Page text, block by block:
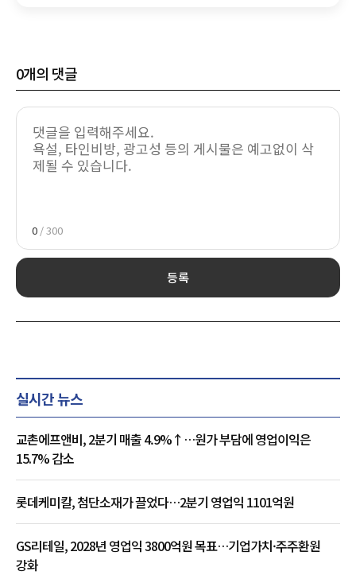
0개의 댓글
0 / 300
등록
실시간 뉴스
교촌에프앤비, 2분기 매출 4.9%↑…원가 부담에 영업이익은
15.7% 감소
롯데케미칼, 첨단소재가 끌었다…2분기 영업익 1101억원
GS리테일, 2028년 영업익 3800억원 목표…기업가치·주주환원
강화